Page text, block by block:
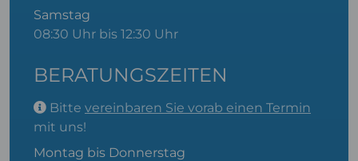
Samstag
08:30 Uhr bis 12:30 Uhr
BERATUNGSZEITEN
Bitte vereinbaren Sie vorab einen Termin
mit uns!
Montag bis Donnerstag